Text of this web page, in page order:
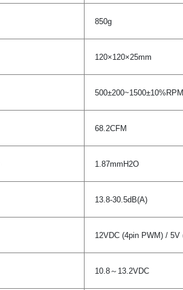
850g
120×120×25mm
68.2CFM
1.87mmH2O
13.8-30.5dB(A)
12VDC (4pin PWM) / 5V
10.8～13.2VDC